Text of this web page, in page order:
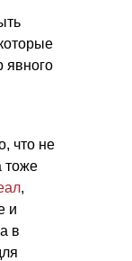
явного
что не
тоже
,
и
в